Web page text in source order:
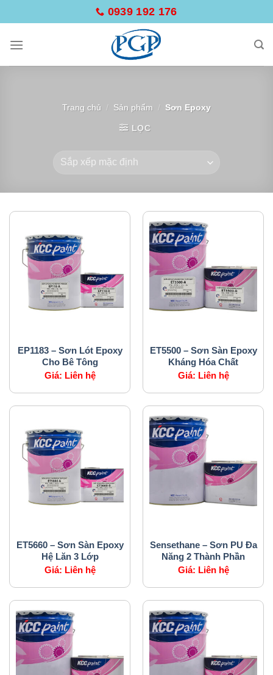
to
0939 192 176
Trang chủ / Sản phẩm / Sơn Epoxy
LỌC
EP1183 – Sơn Lót Epoxy
Cho Bê Tông
Giá: Liên hệ
ET5500 – Sơn Sàn Epoxy
Kháng Hóa Chất
Giá: Liên hệ
ET5660 – Sơn Sàn Epoxy
Hệ Lăn 3 Lớp
Giá: Liên hệ
Sensethane – Sơn PU Đa
Năng 2 Thành Phần
Giá: Liên hệ